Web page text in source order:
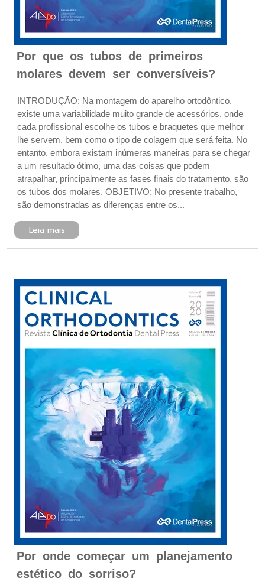
Por que os tubos de primeiros
molares devem ser conversíveis?
INTRODUÇÃO: Na montagem do aparelho ortodôntico,
existe uma variabilidade muito grande de acessórios, onde
cada profissional escolhe os tubos e braquetes que melhor
lhe servem, bem como o tipo de colagem que será feita. No
entanto, embora existam inúmeras maneiras para se chegar
a um resultado ótimo, uma das coisas que podem
atrapalhar, principalmente as fases finais do tratamento, são
os tubos dos molares. OBJETIVO: No presente trabalho,
são demonstradas as diferenças entre os...
Leia mais
Por onde começar um planejamento
estético do sorriso?